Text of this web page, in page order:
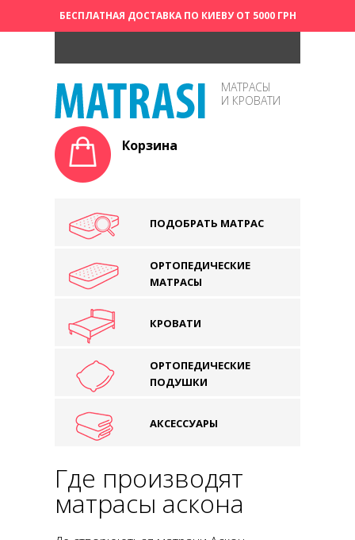
БЕСПЛАТНАЯ ДОСТАВКА ПО КИЕВУ ОТ 5000 ГРН
МАТРАСЫ
И КРОВАТИ
Корзина
ПОДОБРАТЬ МАТРАС
ОРТОПЕДИЧЕСКИЕ
МАТРАСЫ
КРОВАТИ
ОРТОПЕДИЧЕСКИЕ
ПОДУШКИ
АКСЕССУАРЫ
Где производят
матрасы аскона